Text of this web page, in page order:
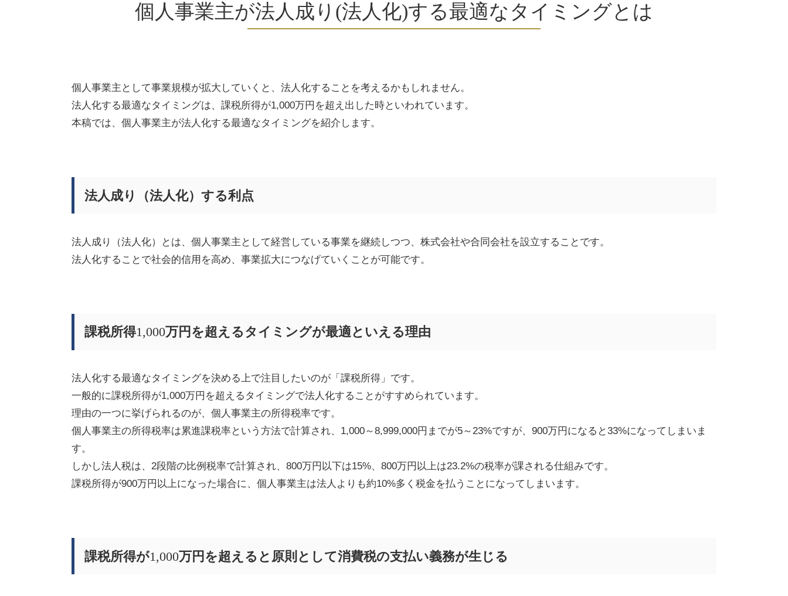
個人事業主が法人成り(法人化)する最適なタイミングとは
個人事業主として事業規模が拡大していくと、法人化することを考えるかもしれません。
法人化する最適なタイミングは、課税所得が1,000万円を超え出した時といわれています。
本稿では、個人事業主が法人化する最適なタイミングを紹介します。
法人成り（法人化）する利点
法人成り（法人化）とは、個人事業主として経営している事業を継続しつつ、株式会社や合同会社を設立することです。
法人化することで社会的信用を高め、事業拡大につなげていくことが可能です。
課税所得1,000万円を超えるタイミングが最適といえる理由
法人化する最適なタイミングを決める上で注目したいのが「課税所得」です。
一般的に課税所得が1,000万円を超えるタイミングで法人化することがすすめられています。
理由の一つに挙げられるのが、個人事業主の所得税率です。
個人事業主の所得税率は累進課税率という方法で計算され、 1,000～8,999,000円までが5～23%ですが、 900万円になると33%になってしまいま
す。
しかし法人税は、 2段階の比例税率で計算され、 800万円以下は15%、 800万円以上は23.2%の税率が課される仕組みです。
課税所得が900万円以上になった場合に、個人事業主は法人よりも約10%多く税金を払うことになってしまいます。
課税所得が1,000万円を超えると原則として消費税の支払い義務が生じる